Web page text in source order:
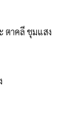
ตาคลี ชุมแสง